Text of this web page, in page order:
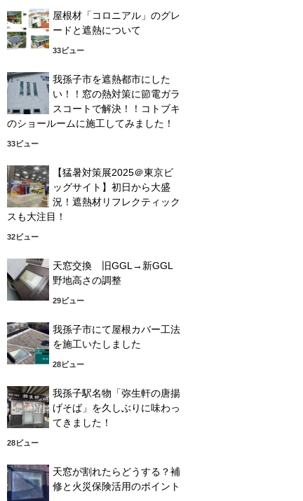
屋根材「コロニアル」のグレ
ードと遮熱について
33ビュー
我孫子市を遮熱都市にした
い！！窓の熱対策に節電ガラ
スコートで解決！！コトブキ
のショールームに施工してみました！
33ビュー
【猛暑対策展2025＠東京ビ
ッグサイト】初日から大盛
況！遮熱材リフレクティック
スも大注目！
32ビュー
天窓交換 旧GGL→新GGL
野地高さの調整
29ビュー
我孫子市にて屋根カバー工法
を施工いたしました
28ビュー
我孫子駅名物「弥生軒の唐揚
げそば」を久しぶりに味わっ
てきました！
28ビュー
天窓が割れたらどうする？補
修と火災保険活用のポイント